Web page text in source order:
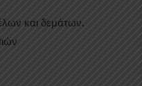
και δεμάτων.